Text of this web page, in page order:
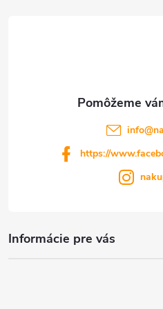
Informácie pre vás
info@
https://